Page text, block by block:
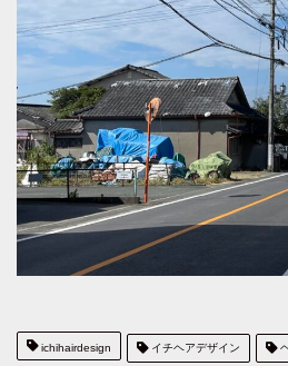
ichihairdesign イチヘアデザイン